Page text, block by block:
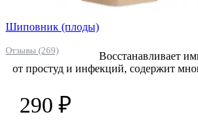
Шиповник (плоды)
Отзывы (269)
Восстанавливает
от простуд и инфекций, содержит
290 ₽